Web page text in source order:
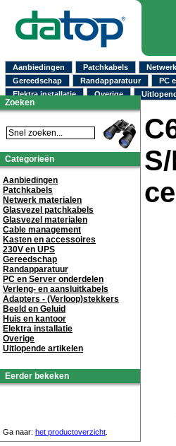
Aanbiedingen Patchkabels
Gereedschap
Randapparatuur PC
Elektra installatie
Overige
Zoeken
Categorieën
Aanbiedingen
Patchkabels
Netwerk materialen
Glasvezel patchkabels
Glasvezel materialen
Cable management
Kasten en accessoires
230V en UPS
Gereedschap
Randapparatuur
PC en Server onderdelen
Verleng- en aansluitkabels
Adapters - (Verloop)stekkers
Beeld en Geluid
Huis en kantoor
Elektra installatie
Overige
Uitlopende artikelen
Eerder bekeken
Ga naar: het productoverzicht